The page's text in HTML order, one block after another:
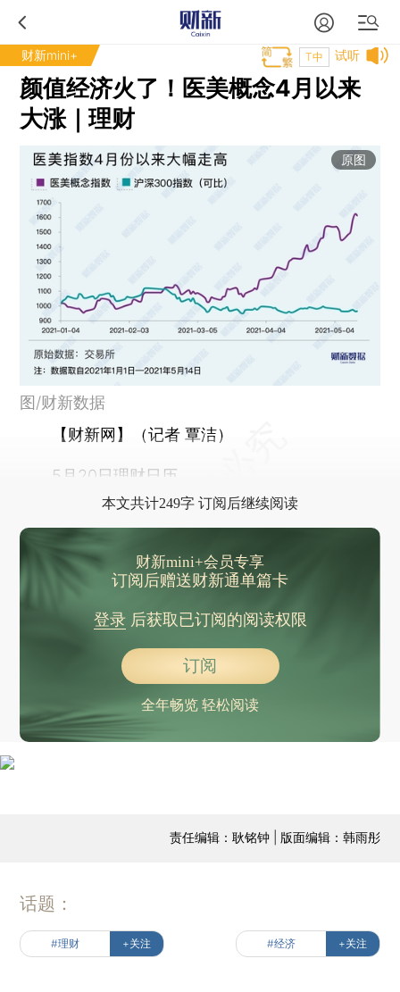
财新mini+ 试听
T中
颜值经济火了！医美概念4月以来
大涨｜理财
原图
图/财新数据
【财新网】（记者 覃洁）
5月20日理财日历
本文共计249字 订阅后继续阅读
财新mini+会员专享
订阅后赠送财新通单篇卡
登录后获取已订阅的阅读权限
订阅
全年畅览 轻松阅读
责任编辑：耿铭钟 | 版面编辑：韩雨彤
话题：
#理财 +关注 #经济 +关注